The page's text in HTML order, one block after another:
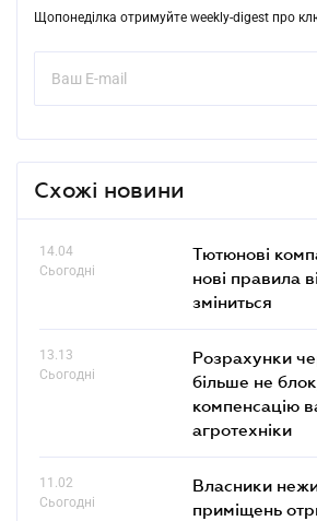
Щопонеділка отримуйте weekly-digest про
Схожі новини
14.04
Сьогодні
Тютюнові
нові правила
зміниться
13.13
Сьогодні
Розрахунки
більше не
компенсацію
агротехніки
11.02
Сьогодні
Власники
приміщень